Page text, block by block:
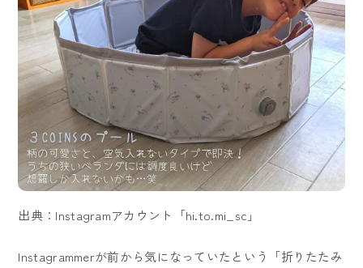
出典：Instagramアカウント「hi.to.mi_sc」
Instagrammerが前から気になっていたという「折りたたみ